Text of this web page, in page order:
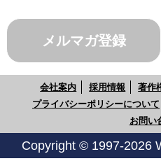
メルマガ登録
会社案内 採用情報 著作
プライバシーポリシーについて
お問い
Copyright © 1997-2026